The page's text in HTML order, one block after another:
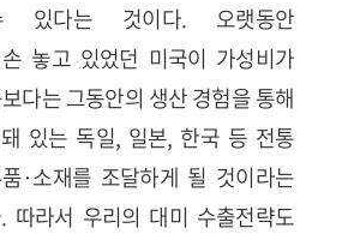
있다는 것이다. 오랫동안
놓고 있었던 미국이 가성비가
다는 그동안의 생산 경험을 통해
있는 독일, 일본, 한국 등 전통
·소재를 조달하게 될 것이라는
따라서 우리의 대미 수출전략도